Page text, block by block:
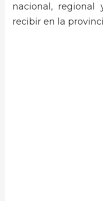
nacional, regional
recibir en la